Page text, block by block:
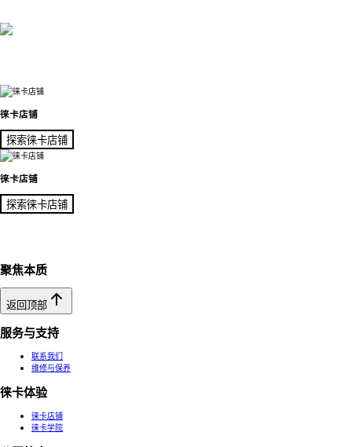
徕卡店铺
探索徕卡店铺
徕卡店铺
探索徕卡店铺
聚焦本质
返回顶部
服务与支持
联系我们
维修与保养
徕卡体验
徕卡店铺
徕卡学院